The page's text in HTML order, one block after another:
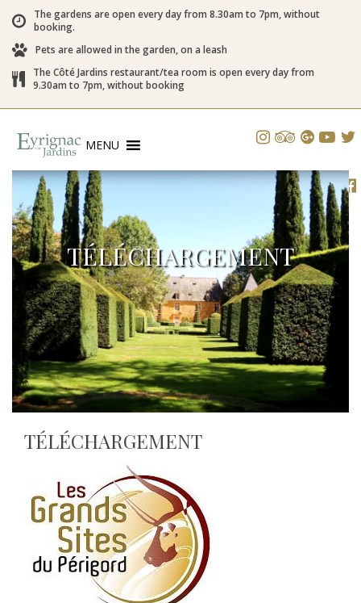
The gardens are open every day from 8.30am to 7pm, without
booking.
Pets are allowed in the garden, on a leash
The Côté Jardins restaurant/tea room is open every day from
9.30am to 7pm, without booking
MENU
TÉLÉCHARGEMENT
TÉLÉCHARGEMENT